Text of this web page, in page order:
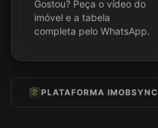
Gostou? Peça o vídeo do
imóvel e a tabela
completa pelo WhatsApp.
PLATAFORMA IMOBSYNC